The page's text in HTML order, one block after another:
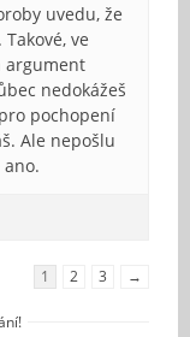
uvedu, že
ve
argument
nedokážeš
pochopení
Ale nepošlu
1 2 3 →